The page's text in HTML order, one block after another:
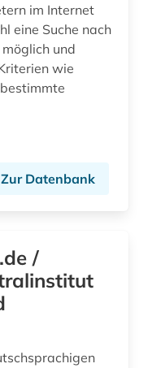
im Internet
eine Suche nach
und
wie
Zur Datenbank
/